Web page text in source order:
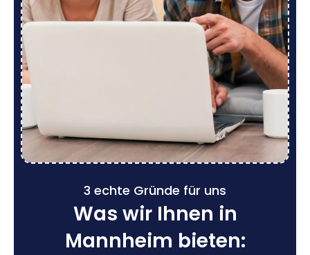
3 echte Gründe für uns
Was wir Ihnen in
Mannheim bieten: